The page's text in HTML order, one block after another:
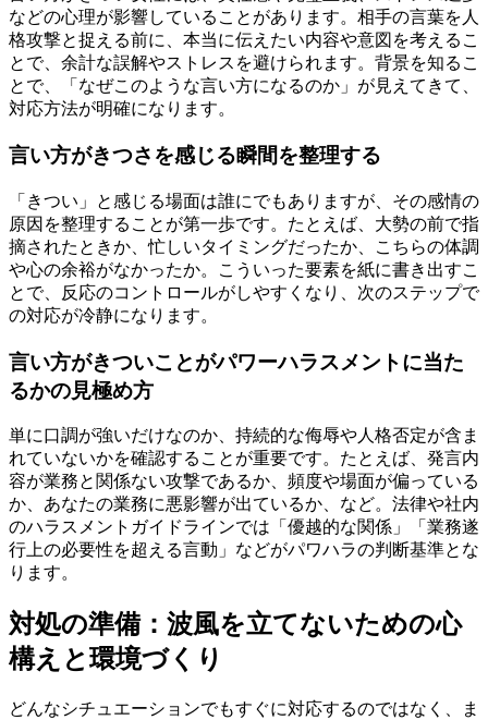
などの心理が影響していることがあります。相手の言葉を人
格攻撃と捉える前に、本当に伝えたい内容や意図を考えるこ
とで、余計な誤解やストレスを避けられます。背景を知るこ
とで、「なぜこのような言い方になるのか」が見えてきて、
対応方法が明確になります。
言い方がきつさを感じる瞬間を整理する
「きつい」と感じる場面は誰にでもありますが、その感情の
原因を整理することが第一歩です。たとえば、大勢の前で指
摘されたときか、忙しいタイミングだったか、こちらの体調
や心の余裕がなかったか。こういった要素を紙に書き出すこ
とで、反応のコントロールがしやすくなり、次のステップで
の対応が冷静になります。
言い方がきついことがパワーハラスメントに当た
るかの見極め方
単に口調が強いだけなのか、持続的な侮辱や人格否定が含ま
れていないかを確認することが重要です。たとえば、発言内
容が業務と関係ない攻撃であるか、頻度や場面が偏っている
か、あなたの業務に悪影響が出ているか、など。法律や社内
のハラスメントガイドラインでは「優越的な関係」「業務遂
行上の必要性を超える言動」などがパワハラの判断基準とな
ります。
対処の準備：波風を立てないための心
構えと環境づくり
どんなシチュエーションでもすぐに対応するのではなく、ま